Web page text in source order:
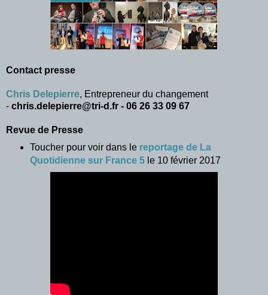
Contact presse
Chris Delepierre, Entrepreneur du changement
- chris.delepierre@tri-d.fr - 06 26 33 09 67
Revue de Presse
Toucher pour voir dans le reportage de La
Quotidienne sur France 5 le 10 février 2017